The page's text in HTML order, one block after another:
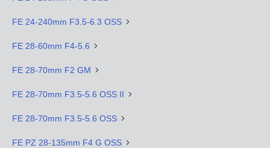
FE 24-240mm F3.5-6.3 OSS
FE 28-60mm F4-5.6
FE 28-70mm F2 GM
FE 28-70mm F3.5-5.6 OSS II
FE 28-70mm F3.5-5.6 OSS
FE PZ 28-135mm F4 G OSS